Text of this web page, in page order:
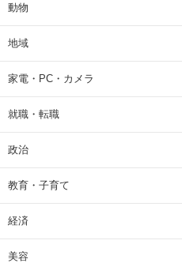
動物
地域
家電・PC・カメラ
就職・転職
政治
教育・子育て
経済
美容